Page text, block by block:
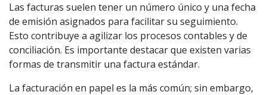
Las facturas suelen tener un número único y una fecha
de emisión asignados para facilitar su seguimiento.
Esto contribuye a agilizar los procesos contables y de
conciliación. Es importante destacar que existen varias
formas de transmitir una factura estándar.
La facturación en papel es la más común; sin embargo,